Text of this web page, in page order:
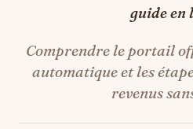
guide en
Comprendre le portail
automatique et les
revenus